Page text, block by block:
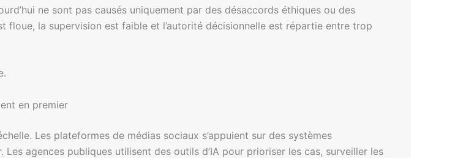
ne sont pas causés uniquement par des désaccords éthiques ou des
floue, la supervision est faible et l’autorité décisionnelle est répartie entre trop
en premier
Les plateformes de médias sociaux s’appuient sur des systèmes
agences publiques utilisent des outils d’IA pour prioriser les cas, surveiller les